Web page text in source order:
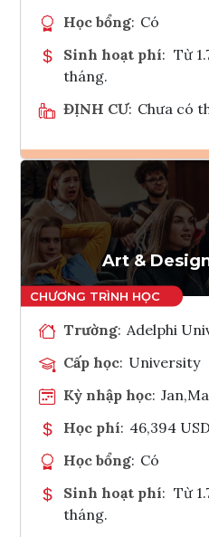
Học bổng: Có
Sinh hoạt phí: Từ
tháng.
ĐỊNH CƯ: Chưa có
Art &
Trường: Adelphi
Cấp học: University
Kỳ nhập học:
Học phí: 46,394 USD
Học bổng: Có
Sinh hoạt phí: Từ
tháng.